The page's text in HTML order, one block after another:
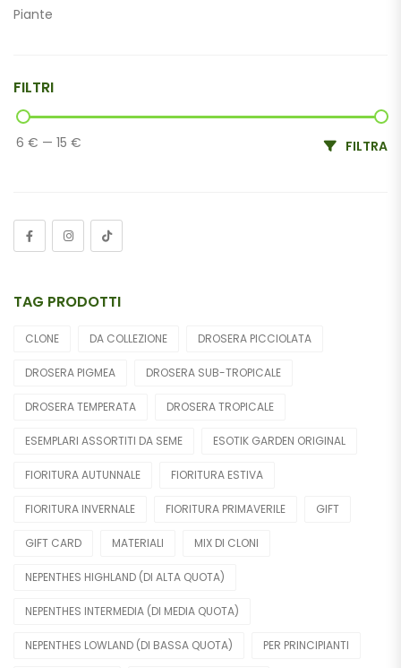
Piante
FILTRI
6 € — 15 € FILTRA
TAG PRODOTTI
CLONE DA COLLEZIONE DROSERA PICCIOLATA
DROSERA PIGMEA DROSERA SUB-TROPICALE
DROSERA TEMPERATA DROSERA TROPICALE
ESEMPLARI ASSORTITI DA SEME ESOTIK GARDEN ORIGINAL
FIORITURA AUTUNNALE FIORITURA ESTIVA
FIORITURA INVERNALE FIORITURA PRIMAVERILE GIFT
GIFT CARD MATERIALI MIX DI CLONI
NEPENTHES HIGHLAND (DI ALTA QUOTA)
NEPENTHES INTERMEDIA (DI MEDIA QUOTA)
NEPENTHES LOWLAND (DI BASSA QUOTA) PER PRINCIPIANTI